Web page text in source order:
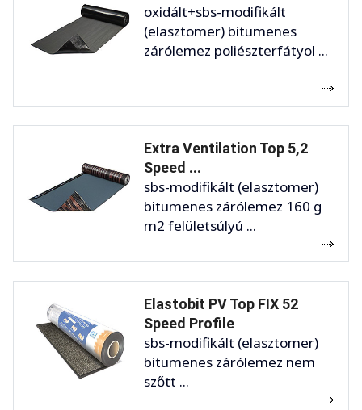
oxidált+sbs-modifikált
(elasztomer) bitumenes
zárólemez poliészterfátyol ...
Extra Ventilation Top 5,2
Speed ...
sbs-modifikált (elasztomer)
bitumenes zárólemez 160 g
m2 felületsúlyú ...
Elastobit PV Top FIX 52
Speed Profile
sbs-modifikált (elasztomer)
bitumenes zárólemez nem
szőtt ...